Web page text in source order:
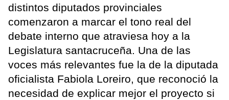
distintos diputados provinciales
comenzaron a marcar el tono real del
debate interno que atraviesa hoy a la
Legislatura santacruceña. Una de las
voces más relevantes fue la de la diputada
oficialista Fabiola Loreiro, que reconoció la
necesidad de explicar mejor el proyecto si